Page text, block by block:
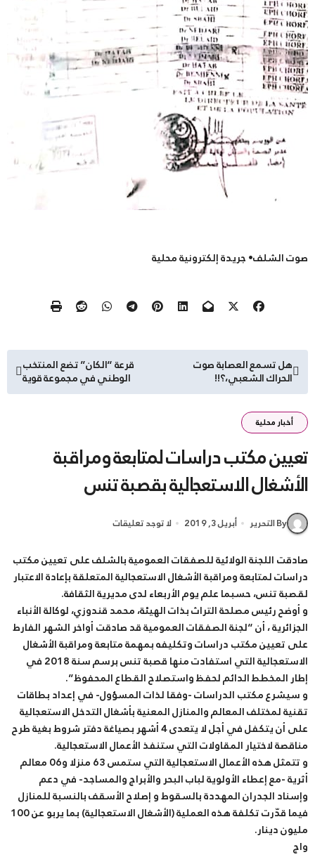
صوت الشلف• جريدة إلكترونية محلية
تصفّح
المقالات
هل تسمع العصابة صوت
الحراك الشعبي،؟!!
قرعة “الكان” تضع المنتخب
الوطني في مجموعة قوية
أخبار محلية
تعيين مكتب دراسات لمتابعة ومراقبة
الأشغال الاستعجالية بقصبة تنس
By التحرير أبريل 3, 2019 لا توجد تعليقات
صادقت اللجنة الولائية للصفقات العمومية بالشلف على تعيين مكتب
دراسات لمتابعة ومراقبة الأشغال الاستعجالية المتعلقة بإعادة الاعتبار
لقصبة تنس، حسبما علم يوم الأربعاء لدى مديرية الثقافة.
و أوضح رئيس مصلحة التراث بذات الهيئة، محمد قندوزي، لوكالة الأنباء
الجزائرية ، أن “لجنة الصفقات العمومية قد صادقت أواخر الشهر الفارط
على تعيين مكتب دراسات وتكليفه بمهمة متابعة ومراقبة الأشغال
الاستعجالية التي استفادت منها قصبة تنس برسم سنة 2018 في
إطار المخطط الدائم لحفظ واستصلاح القطاع المحفوظ”.
و سيشرع مكتب الدراسات -وفقا لذات المسؤول- في إعداد بطاقات
تقنية لمختلف المعالم والمنازل المعنية بأشغال التدخل الاستعجالية
على أن يتكفل في أجل لا يتعدى 4 أشهر بصياغة دفتر شروط بغية طرح
مناقصة لاختيار المقاولات التي ستنفذ الأعمال الاستعجالية.
و تتمثل هذه الأعمال الاستعجالية التي ستمس 63 منزلا و06 معالم
أثرية -مع إعطاء الأولوية لباب البحر والأبراج والمساجد- في دعم
وإسناد الجدران المهددة بالسقوط و إصلاح الأسقف بالنسبة للمنازل
فيما قدّرت تكلفة هذه العملية (الأشغال الاستعجالية) بما يربو عن 100
مليون دينار.
واج